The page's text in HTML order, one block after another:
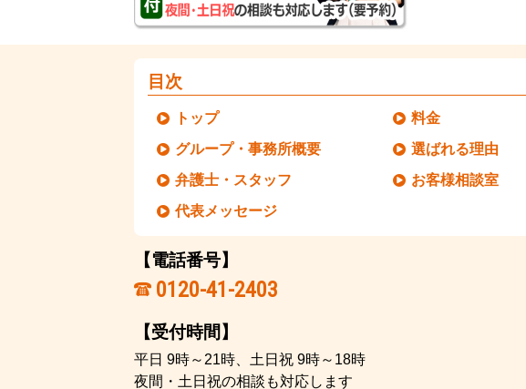
目次
トップ
グループ・事務所概要
弁護士・スタッフ
代表メッセージ
料金
選ばれる理由
お客様相談室
【電話番号】
0120-41-2403
【受付時間】
平日 9時～21時、土日祝 9時～18時
夜間・土日祝の相談も対応します